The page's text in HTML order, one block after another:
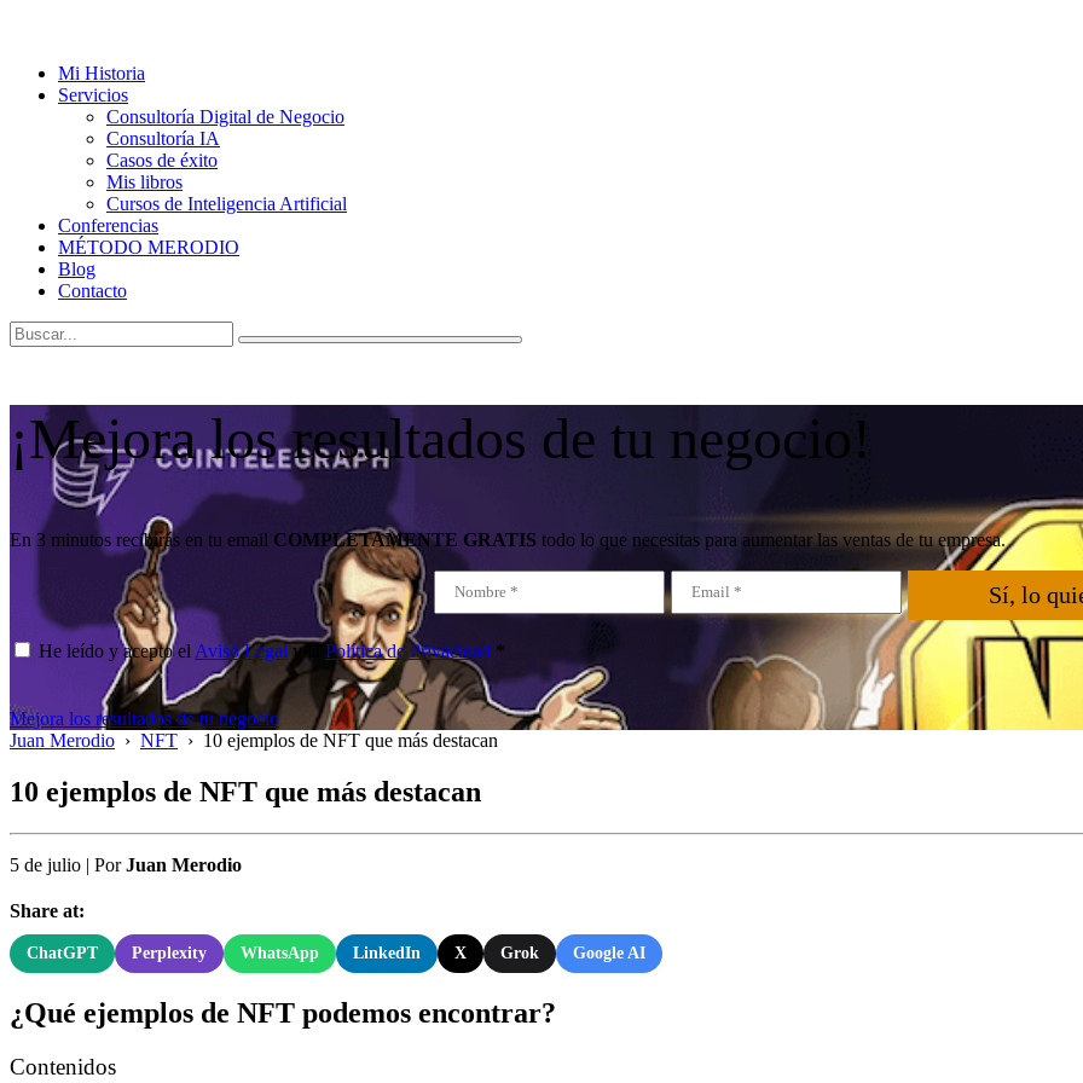
Mi Historia
Servicios
Consultoría Digital de Negocio
Consultoría IA
Casos de éxito
Mis libros
Cursos de Inteligencia Artificial
Conferencias
MÉTODO MERODIO
Blog
Contacto
¡Mejora los resultados de tu negocio!
En 3 minutos recibirás en tu email COMPLETAMENTE GRATIS todo lo que necesitas para aumentar las ventas de tu empresa.
Sí, lo
He leído y acepto el Aviso Legaly la Política de Privacidad *
Mejora los resultados de tu negocio
Juan Merodio › NFT › 10 ejemplos de NFT que más destacan
10 ejemplos de NFT que más destacan
5 de julio | PorJuan Merodio
Share at:
ChatGPT Perplexity WhatsApp LinkedIn X Grok Google AI
¿Qué ejemplos de NFT podemos encontrar?
Contenidos